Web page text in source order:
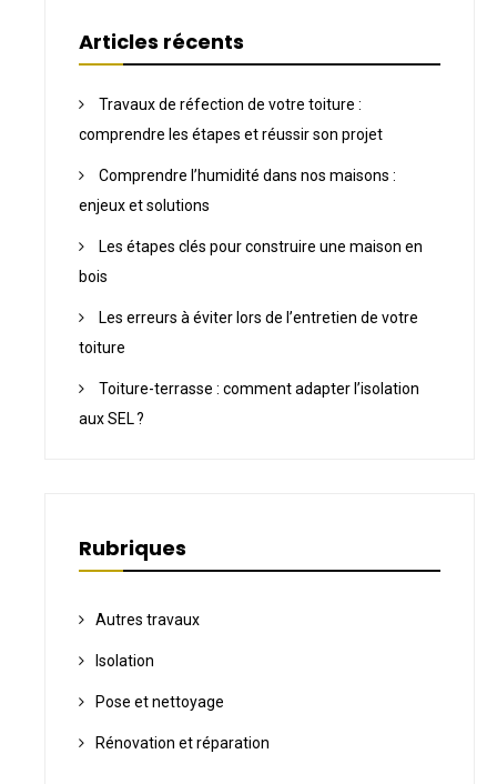
Articles récents
Travaux de réfection de votre toiture :
comprendre les étapes et réussir son projet
Comprendre l’humidité dans nos maisons :
enjeux et solutions
Les étapes clés pour construire une maison en
bois
Les erreurs à éviter lors de l’entretien de votre
toiture
Toiture-terrasse : comment adapter l’isolation
aux SEL ?
Rubriques
Autres travaux
Isolation
Pose et nettoyage
Rénovation et réparation